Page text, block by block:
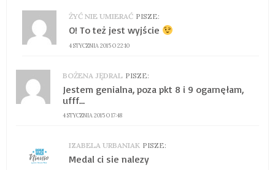
ŻYĆ NIE UMIERAĆ PISZE:
4 STYCZNIA 2015 O 22:10
O! To też jest wyjście
BOŻENA JĘDRAL PISZE:
4 STYCZNIA 2015 O 17:48
Jestem genialna, poza pkt 8 i 9 ogarnęłam,
ufff…
IZABELA URBANIAK PISZE:
Medal ci sie nalezy